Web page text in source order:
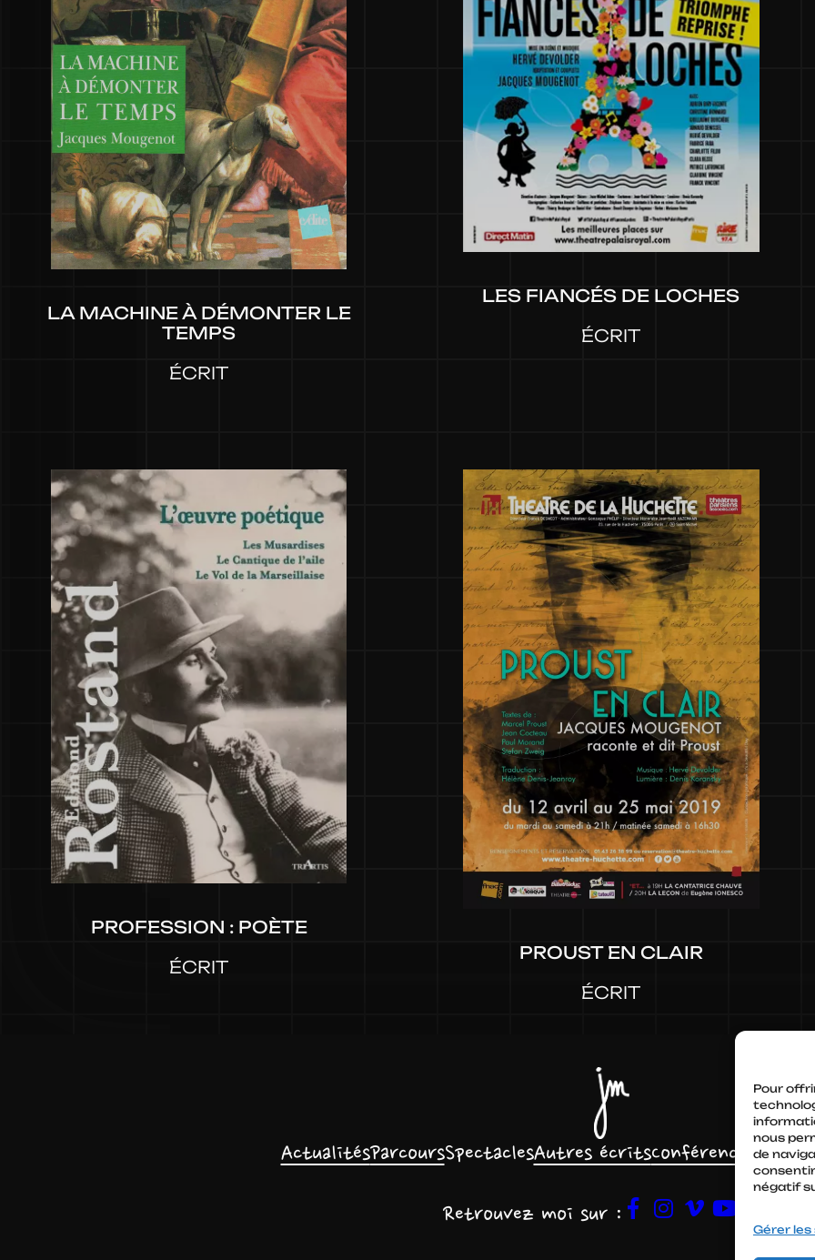
Pour
nous
de
négatif
Gérer les
LA MACHINE À DÉMONTER LE
TEMPS
ÉCRIT
LES FIANCÉS DE LOCHES
ÉCRIT
PROFESSION : POÈTE
ÉCRIT
PROUST EN CLAIR
ÉCRIT
ActualitésParcoursSpectaclesAutres écritsConférencesMédias
Retrouvez moi sur :